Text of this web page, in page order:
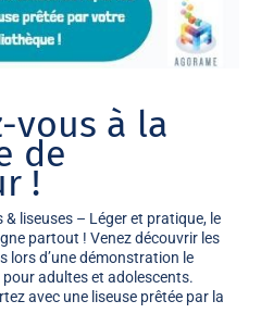
vous à la
de
!
liseuses – Léger et pratique, le
partout ! Venez découvrir les
lors d’une démonstration le
adultes et adolescents.
avec une liseuse prêtée par la